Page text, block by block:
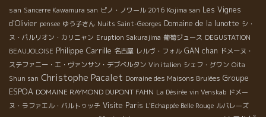
san Sancerre Kawamura san ピノ・ノワール 2016 Kojima san Les Vignes
d'Olivier pensee ゆう子さん Nuits Saint-Georges Domaine de la lunotte シ・
ヌ・パルリオン・カリニャン Eruption Sakurajima 葡萄ジュース DEGUSTATION
BEAUJOLOISE Philippe Carrille 名古屋 レルヴ・フォル GAN chan ドメーヌ・
ステファニー・エ・ヴァンサン・デブベルタン Vin italien シェフ・グワン Oita
Shun san Christophe Pacalet Domaine des Maisons Brulées Groupe
ESPOA DOMAINE RAYMOND DUPONT FAHN La Désirée vin Venskab ドメー
ヌ・ラファエル・バルトゥッチ Visite Paris L'Echappée Belle Rouge ルバレーズ